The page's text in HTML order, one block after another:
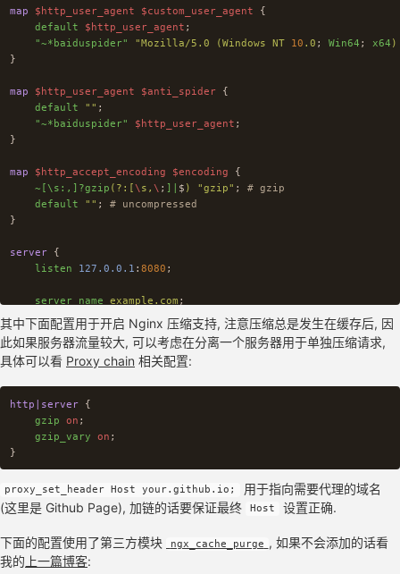
map $http_user_agent $custom_user_agent
{
default
$http_user_agent ;
"~*baiduspider"
"Mozilla/5.0 (Windows NT 10 .0 ; Win64 ; x64 )
}
map $http_user_agent $anti_spider
{
default
"" ;
"~*baiduspider"
$http_user_agent ;
}
map $http_accept_encoding $encoding
{
~[\s:,]?gzip (?:[\ s, \ ; ]| $ ) "gzip" ;
# gzip
default
"" ;
# uncompressed
}
server
{
listen
127.0.0.1 : 8080 ;
server_name example.com ;
gzip on ;
gzip_vary on;
proxy_redirect
proxy_set_header
X-Forwarded-For
proxy_set_header
X-Forwarded-Proto $scheme;
add_header
其中下面配置用于开启 Nginx 压缩支持, 注意压缩总是发生在缓存后, 因
此如果服务器流量较大, 可以考虑在分离一个服务器用于单独压缩请求,
具体可以看 Proxy chain 相关配置:
http|server
{
gzip
on ;
gzip_vary
on ;
}
proxy_set_header Host your.github.io;
用于指向需要代理的域名
(这里是 Github Page), 加链的话要保证最终
Host 设置正确.
下面的配置使用了第三方模块 ngx_cache_purge , 如果不会添加的话看
我的 上一篇博客: